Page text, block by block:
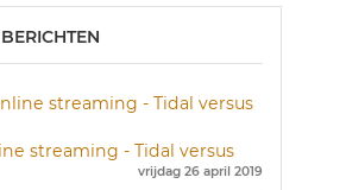
streaming - Tidal versus
vrijdag 26 april 2019